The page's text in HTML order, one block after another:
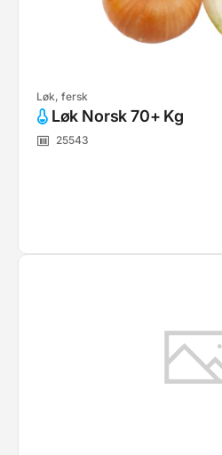
Løk, fersk
Løk Norsk 70+ Kg
25543